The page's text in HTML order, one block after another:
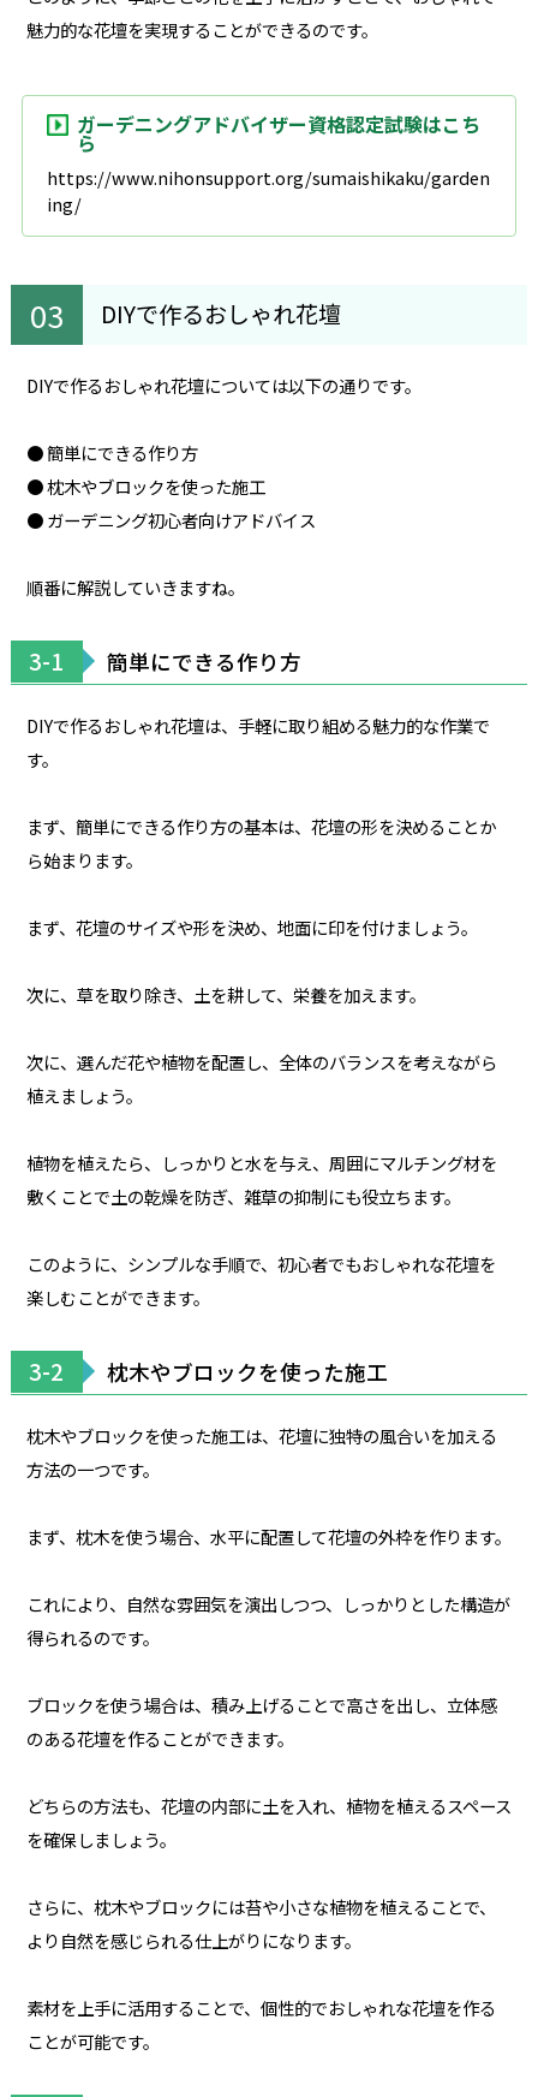
魅力的な花壇を実現することができるのです。
ガーデニングアドバイザー資格認定試験はこち
ら
https://www.nihonsupport.org/sumaishikaku/garden
ing/
DIYで作るおしゃれ花壇
DIYで作るおしゃれ花壇については以下の通りです。
● 簡単にできる作り方
● 枕木やブロックを使った施工
● ガーデニング初心者向けアドバイス
順番に解説していきますね。
3-1 簡単にできる作り方
DIYで作るおしゃれ花壇は、手軽に取り組める魅力的な作業で
す。
まず、簡単にできる作り方の基本は、花壇の形を決めることか
ら始まります。
まず、花壇のサイズや形を決め、地面に印を付けましょう。
次に、草を取り除き、土を耕して、栄養を加えます。
次に、選んだ花や植物を配置し、全体のバランスを考えながら
植えましょう。
植物を植えたら、しっかりと水を与え、周囲にマルチング材を
敷くことで土の乾燥を防ぎ、雑草の抑制にも役立ちます。
このように、シンプルな手順で、初心者でもおしゃれな花壇を
楽しむことができます。
3-2 枕木やブロックを使った施工
枕木やブロックを使った施工は、花壇に独特の風合いを加える
方法の一つです。
まず、枕木を使う場合、水平に配置して花壇の外枠を作ります。
これにより、自然な雰囲気を演出しつつ、しっかりとした構造が
得られるのです。
ブロックを使う場合は、積み上げることで高さを出し、立体感
のある花壇を作ることができます。
どちらの方法も、花壇の内部に土を入れ、植物を植えるスペース
を確保しましょう。
さらに、枕木やブロックには苔や小さな植物を植えることで、
より自然を感じられる仕上がりになります。
素材を上手に活用することで、個性的でおしゃれな花壇を作る
ことが可能です。